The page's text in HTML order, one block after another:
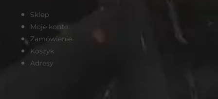
Sklep
Moje konto
Zamówienie
Koszyk
Adresy